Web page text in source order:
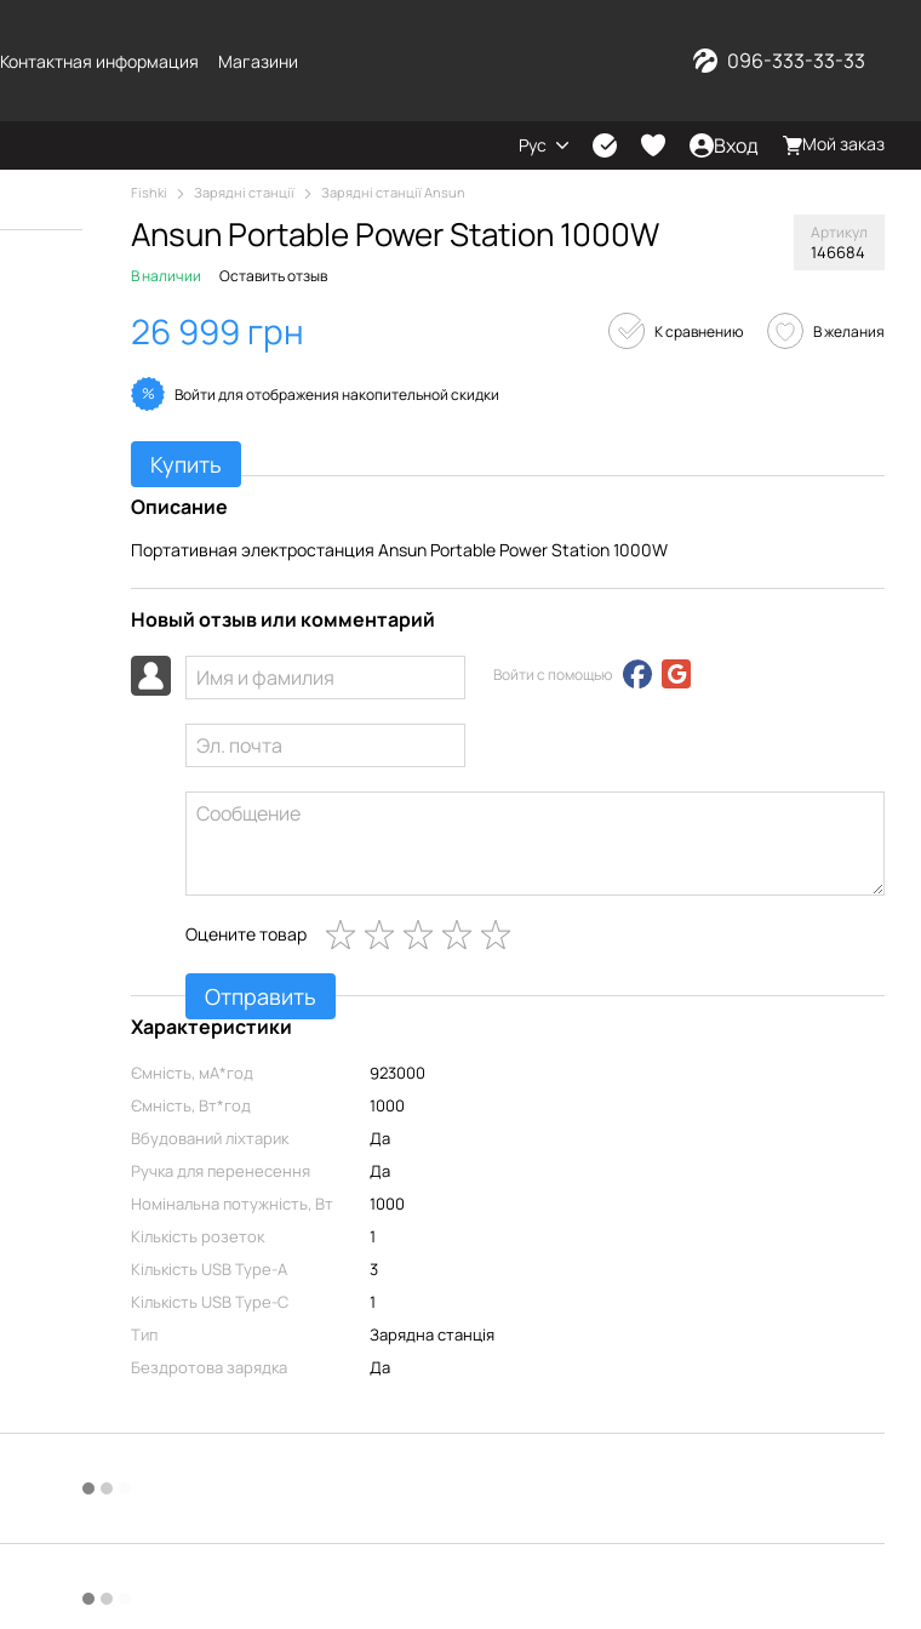
Контактная информация Магазини 096-333-33-33
Рус Вход Мой заказ
Fishki Зарядні станції Зарядні станції Ansun
Ansun Portable Power Station 1000W Артикул
146684
В наличии Оставить отзыв
26 999 грн К сравнению В желания
% Войтидля отображения накопительной скидки
Купить
Описание
Портативная электростанция Ansun Portable Power Station 1000W
Новый отзыв или комментарий
Войти с помощью
Оцените товар
Отправить
Характеристики
Ємність, мА*год
923000
Ємність, Вт*год
1000
Вбудований ліхтарик
Да
Ручка для перенесення
Да
Номінальна потужність, Вт
1000
Кількість розеток
1
Кількість USB Type-A
3
Кількість USB Type-C
1
Тип
Зарядна станція
Бездротова зарядка
Да